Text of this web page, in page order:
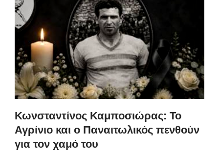
Κωνσταντίνος Καμποσιώρας: Το
Αγρίνιο και ο Παναιτωλικός πενθούν
για τον χαμό του